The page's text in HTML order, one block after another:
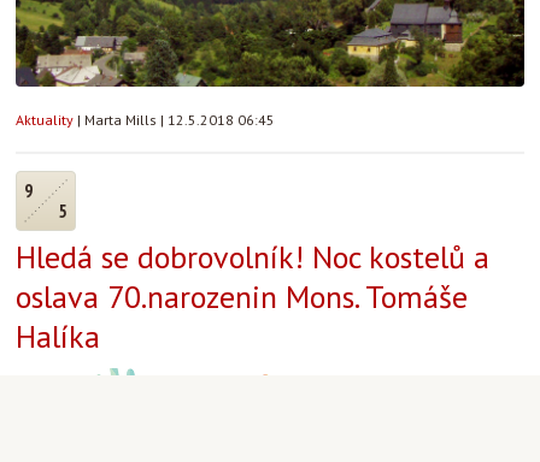
Aktuality | Marta Mills | 12.5.2018 06:45
9
5
Hledá se dobrovolník! Noc kostelů a
oslava 70.narozenin Mons. Tomáše
Halíka